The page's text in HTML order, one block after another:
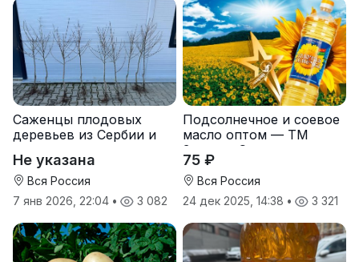
Саженцы плодовых
деревьев из Сербии и
Не указана
Вся Россия
7 янв 2026, 22:04 • 3 082
Подсолнечное и соевое
масло оптом — ТМ
Золотая Семечка
75 ₽
Вся Россия
24 дек 2025, 14:38 • 3 321